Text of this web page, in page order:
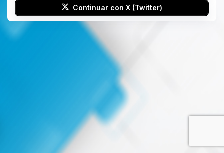
Continuar con X (Twitter)